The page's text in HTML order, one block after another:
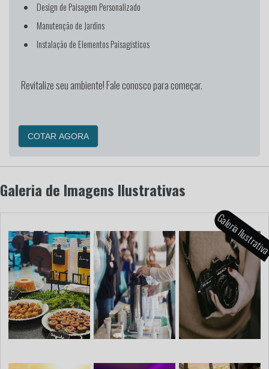
Design de Paisagem Personalizado
Manutenção de Jardins
Instalação de Elementos Paisagísticos
Revitalize seu ambiente! Fale conosco para começar.
COTAR AGORA
Galeria de Imagens Ilustrativas
Galeria